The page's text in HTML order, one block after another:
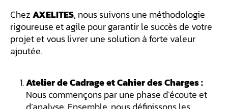
ChezAXELITES, nous suivons une méthodologie
rigoureuse et agile pour garantir le succès de votre
projet et vous livrer une solution à forte valeur
ajoutée.
Atelier de Cadrage et Cahier des Charges :
Nous commençons par une phase d’écoute et